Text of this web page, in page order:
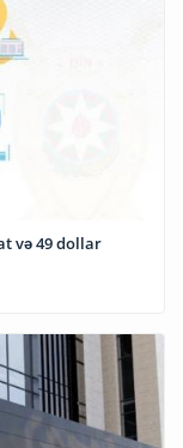
və 49 dollar